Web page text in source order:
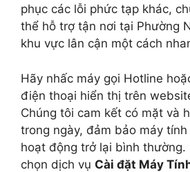
phục các lỗi phức tạp khác,
thể hỗ trợ tận nơi tại Phường
khu vực lân cận một cách
Hãy nhấc máy gọi Hotline
điện thoại hiển thị trên
Chúng tôi cam kết có mặt và
trong ngày, đảm bảo máy
hoạt động trở lại bình
chọn dịch vụ Cài đặt Máy